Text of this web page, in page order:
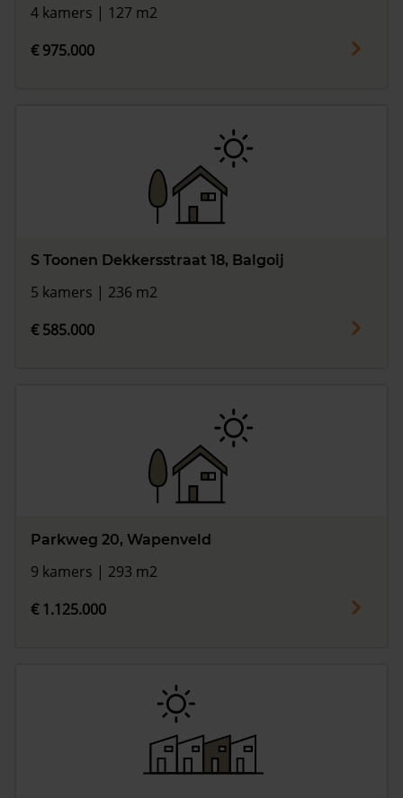
4 kamers | 127 m2
€ 975.000
S Toonen Dekkersstraat 18, Balgoij
5 kamers | 236 m2
€ 585.000
Parkweg 20, Wapenveld
9 kamers | 293 m2
€ 1.125.000